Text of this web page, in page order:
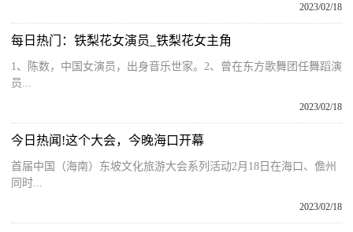
2023/02/18
每日热门：铁梨花女演员_铁梨花女主角
1、陈数，中国女演员，出身音乐世家。2、曾在东方歌舞团任舞蹈演
员...
2023/02/18
今日热闻!这个大会，今晚海口开幕
首届中国（海南）东坡文化旅游大会系列活动2月18日在海口、儋州
同时...
2023/02/18